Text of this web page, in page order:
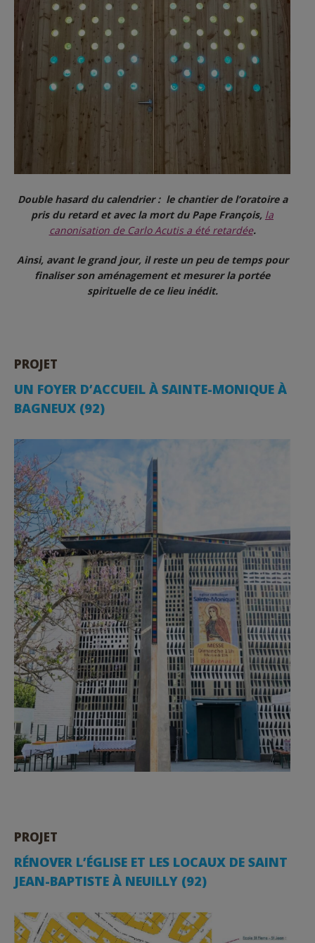
Double hasard du calendrier : le chantier de l’oratoire a
pris du retard etavec la mort du Pape François, la
canonisation de Carlo Acutis a été retardée.
Ainsi, avant le grand jour, il reste un peu de temps pour
finaliser son aménagementet mesurer la portée
spirituelle de ce lieu inédit.
PROJET
UN FOYER D’ACCUEIL À SAINTE-MONIQUE À
BAGNEUX (92)
PROJET
RÉNOVER L’ÉGLISE ET LES LOCAUX DE SAINT
JEAN-BAPTISTE À NEUILLY (92)